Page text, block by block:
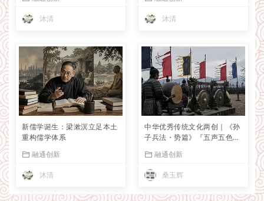
沐清 沐清
新儒学诞生：梁漱溟立足本土
重构儒学体系
融通创新
沐清
中华优秀传统文化两创｜《孙
子兵法・势篇》『五声五色五
融通创新
桑玉辉